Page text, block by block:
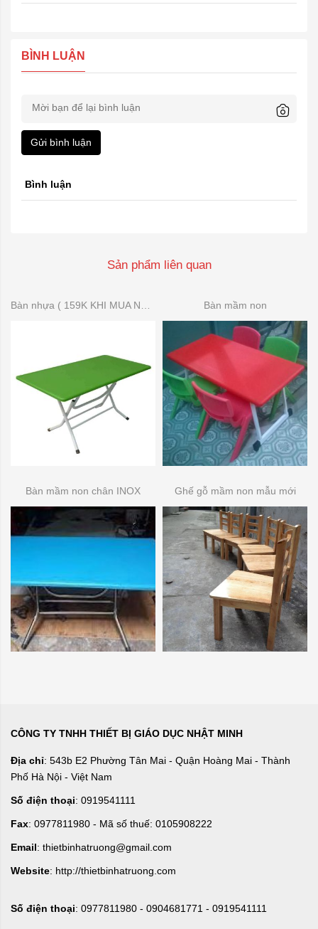
BÌNH LUẬN
Gửi bình luận
Bình luận
Sản phẩm liên quan
Bàn mầm non
Bàn mầm non chân INOX Ghế gỗ mầm non mẫu mới
CÔNG TY TNHH THIẾT BỊ GIÁO DỤC NHẬT MINH
Địa chỉ: 543b E2 Phường Tân Mai - Quận Hoàng Mai - Thành
Phố Hà Nội - Việt Nam
Số điện thoại: 0919541111
Fax: 0977811980 - Mã số thuế: 0105908222
Email: thietbinhatruong@gmail.com
Website: http://thietbinhatruong.com
Số điện thoại: 0977811980 - 0904681771 - 0919541111